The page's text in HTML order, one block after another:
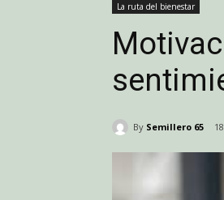
La ruta del bienestar
By Semillero 65